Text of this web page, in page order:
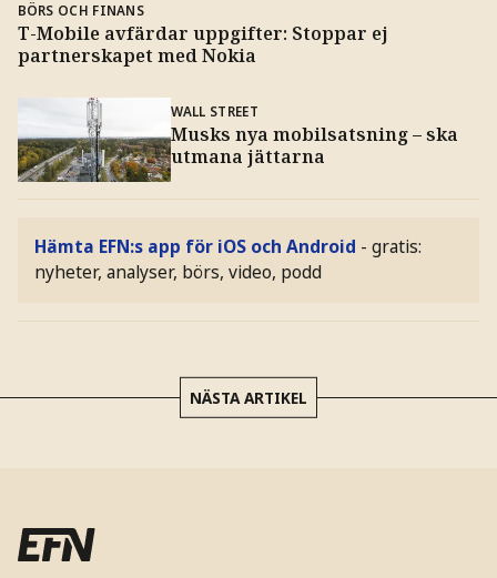
BÖRS OCH FINANS
T-Mobile avfärdar uppgifter: Stoppar ej
partnerskapet med Nokia
WALL STREET
Musks nya mobilsatsning – ska
utmana jättarna
Hämta EFN:s app för iOS och Android - gratis:
nyheter, analyser, börs, video, podd
NÄSTA ARTIKEL